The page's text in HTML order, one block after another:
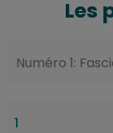
Les
1